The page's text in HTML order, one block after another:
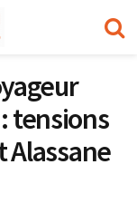
tensions